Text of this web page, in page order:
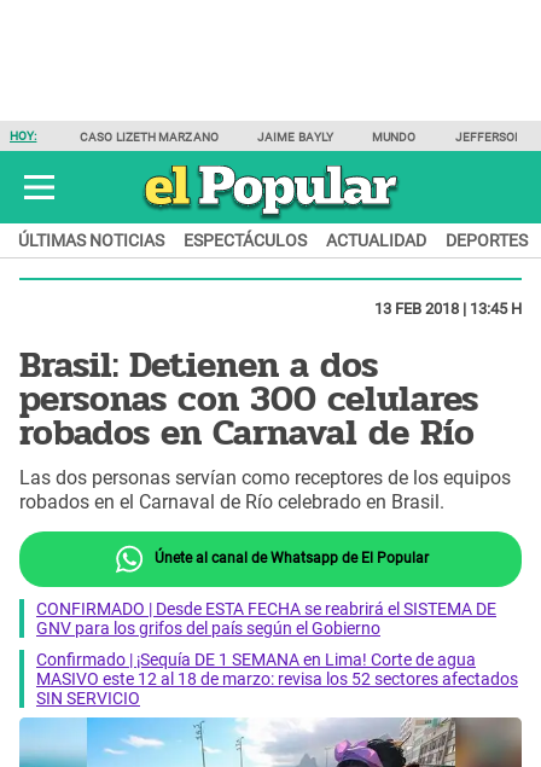
HOY: CASO LIZETH MARZANO JAIME BAYLY MUNDO JEFFERSON
ÚLTIMAS NOTICIAS ESPECTÁCULOS ACTUALIDAD DEPORTES
13 FEB 2018 | 13:45 H
Brasil: Detienen a dos
personas con 300 celulares
robados en Carnaval de Río
Las dos personas servían como receptores de los equipos
robados en el Carnaval de Río celebrado en Brasil.
Únete al canal de Whatsapp de El Popular
CONFIRMADO | Desde ESTA FECHA se reabrirá el SISTEMA DE
GNV para los grifos del país según el Gobierno
Confirmado | ¡Sequía DE 1 SEMANA en Lima! Corte de agua
MASIVO este 12 al 18 de marzo: revisa los 52 sectores afectados
SIN SERVICIO